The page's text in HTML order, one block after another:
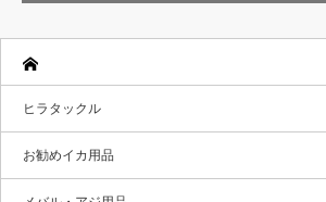
ヒラタックル
お勧めイカ用品